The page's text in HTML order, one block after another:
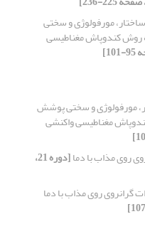
ساختار، مورفولوژی و سختی
روش کندوپاش مغناطیسی
مورفولوژی و سختی پوشش
مغناطیسی واکنشی
روی مذاب با دما [دوره 21،
گرانروی روی مذاب با دما